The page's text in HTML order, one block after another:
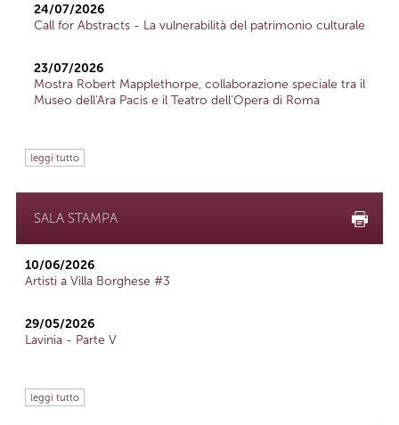
24/07/2026
Call for Abstracts - La vulnerabilità del patrimonio culturale
23/07/2026
Mostra Robert Mapplethorpe, collaborazione speciale tra il
Museo dell'Ara Pacis e il Teatro dell'Opera di Roma
leggi tutto
SALA STAMPA
10/06/2026
Artisti a Villa Borghese #3
29/05/2026
Lavinia - Parte V
leggi tutto